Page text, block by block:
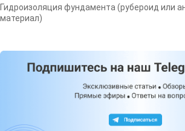
Гидроизоляция фундамента (рубероид или
материал)